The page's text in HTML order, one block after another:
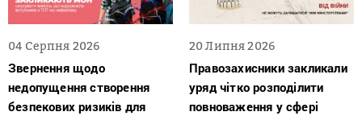
04 Серпня 2026
Звернення щодо
недопущення створення
безпекових ризиків для
20 Липня 2026
Правозахисники закликали
уряд чітко розподілити
повноваження у сфері